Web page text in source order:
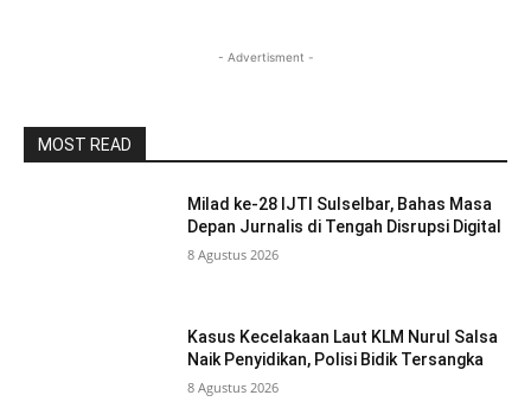
- Advertisment -
MOST READ
Milad ke-28 IJTI Sulselbar, Bahas Masa
Depan Jurnalis di Tengah Disrupsi Digital
8 Agustus 2026
Kasus Kecelakaan Laut KLM Nurul Salsa
Naik Penyidikan, Polisi Bidik Tersangka
8 Agustus 2026